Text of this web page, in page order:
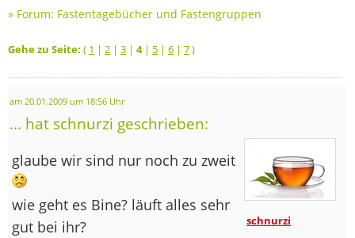
» Forum: Fastentagebücher und Fastengruppen
Gehe zu Seite: ( 1 | 2 | 3 | 4| 5 | 6 | 7)
am 20.01.2009 um 18:56 Uhr
... hat schnurzi geschrieben:
schnurzi
glaube wir sind nur noch zu zweit
wie geht es Bine? läuft alles sehr
gut bei ihr?